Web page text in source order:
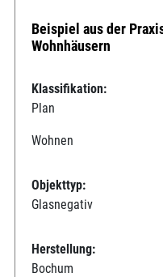
Beispiel aus der
Wohnhäusern
Klassifikation:
Plan
Wohnen
Objekttyp:
Glasnegativ
Herstellung:
Bochum